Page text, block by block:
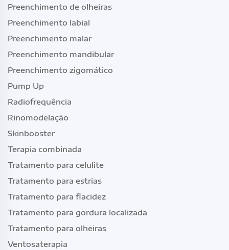
Preenchimento de olheiras
Preenchimento labial
Preenchimento malar
Preenchimento mandibular
Preenchimento zigomático
Pump Up
Radiofrequência
Rinomodelação
Skinbooster
Terapia combinada
Tratamento para celulite
Tratamento para estrias
Tratamento para flacidez
Tratamento para gordura localizada
Tratamento para olheiras
Ventosaterapia